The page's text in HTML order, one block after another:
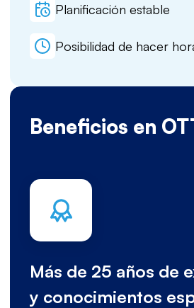
Planificación estable
Posibilidad de hacer
Beneficios en
Más de 25 años de
y conocimientos